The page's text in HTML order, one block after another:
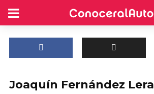
Joaquín Fernández Lera